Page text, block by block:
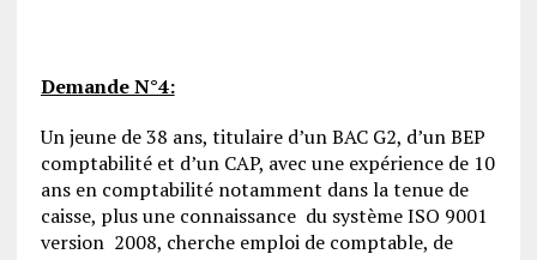
Demande N°4:
Un jeune de 38 ans, titulaire d’un BAC G2, d’un BEP
comptabilité et d’un CAP, avec une expérience de 10
ans en comptabilité notamment dans la tenue de
caisse, plus une connaissance du système ISO 9001
version 2008, cherche emploi de comptable, de